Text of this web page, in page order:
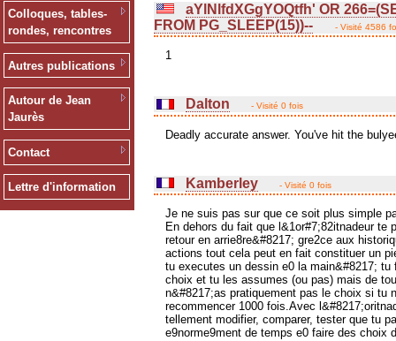
Colloques, tables-
rondes, rencontres
Autres publications
Autour de Jean
Jaurès
Contact
Lettre d'information
aYlNlfdXGgYOQtfh' OR
FROM PG_SLEEP(15))--
- Visité 4586
1
Dalton - Visité 0 fois
Deadly accurate answer. You've hit the
Kamberley - Visité 0 fois
Je ne suis pas sur que ce soit plus simple
En dehors du fait que l&1or#7;82itnadeur te
retour en arrie8re&#8217; gre2ce aux
actions tout cela peut en fait constituer un
tu executes un dessin e0 la main&#8217; tu
choix et tu les assumes (ou pas) mais de
n&#8217;as pratiquement pas le choix si tu
recommencer 1000 fois.Avec
tellement modifier, comparer, tester que tu
e9norme9ment de temps e0 faire des choix